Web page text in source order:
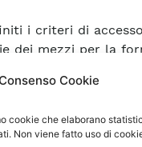
Cookie
cookie che elaborano
Non viene fatto uso di
i criteri di
dei mezzi per la
(sulla base
fasce orarie); si
della regolazione